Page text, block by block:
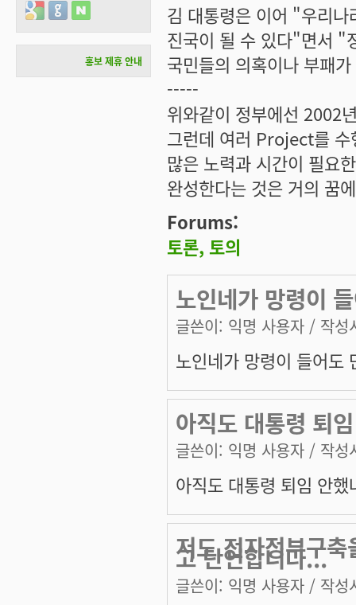
김 대통령은 이어 "우리나
진국이 될 수 있다"면서 "
국민들의 의혹이나 부패
-----
위와같이 정부에선 2002
그런데 여러 Project를 수
많은 노력과 시간이 필요
완성한다는 것은 거의 꿈
Forums:
토론, 토의
노인네가 망령이
글쓴이: 익명 사용자 / 작성
노인네가 망령이 들어도
아직도 대통령 퇴
글쓴이: 익명 사용자 / 작성
아직도 대통령 퇴임 안했
저도 전자정부구
고 단언합니다...
글쓴이: 익명 사용자 / 작성
Login with Google
Login with GitHub
Login with Naver
홍보 제휴 안내